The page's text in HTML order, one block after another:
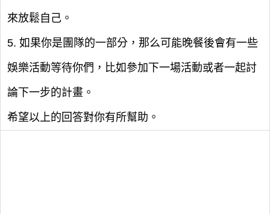
來放鬆自己。
5. 如果你是團隊的一部分，那么可能晚餐後會有一些
娛樂活動等待你們，比如參加下一場活動或者一起討
論下一步的計畫。
希望以上的回答對你有所幫助。